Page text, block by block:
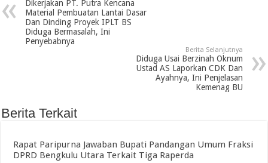
Dikerjakan PT. Putra Kencana
Material Pembuatan Lantai Dasar
Dan Dinding Proyek IPLT BS
Diduga Bermasalah, Ini
Penyebabnya
Berita Selanjutnya
Diduga Usai Berzinah Oknum
Ustad AS Laporkan CDK Dan
Ayahnya, Ini Penjelasan
Kemenag BU
Berita Terkait
Rapat Paripurna Jawaban Bupati Pandangan Umum Fraksi
DPRD Bengkulu Utara Terkait Tiga Raperda